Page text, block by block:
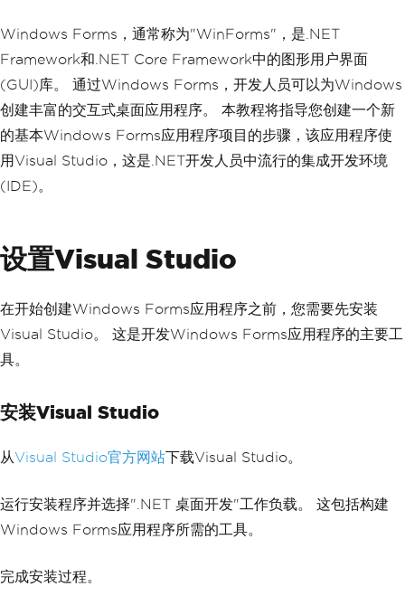
Windows Forms，通常称为"WinForms"，是.NET
Framework和.NET Core Framework中的图形用户界面
(GUI)库。 通过Windows Forms，开发人员可以为Windows
创建丰富的交互式桌面应用程序。 本教程将指导您创建一个新
的基本Windows Forms应用程序项目的步骤，该应用程序使
用Visual Studio，这是.NET开发人员中流行的集成开发环境
(IDE)。
设置Visual Studio
在开始创建Windows Forms应用程序之前，您需要先安装
Visual Studio。 这是开发Windows Forms应用程序的主要工
具。
安装Visual Studio
从Visual Studio官方网站下载Visual Studio。
运行安装程序并选择".NET 桌面开发"工作负载。 这包括构建
Windows Forms应用程序所需的工具。
完成安装过程。